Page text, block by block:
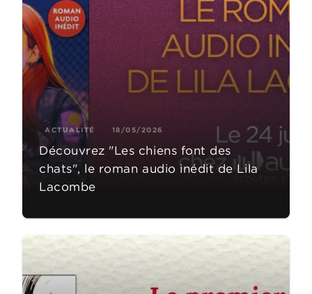
ACTUALITÉ 18/05/2026
Découvrez "Les chiens font des
chats", le roman audio inédit de Lila
Lacombe